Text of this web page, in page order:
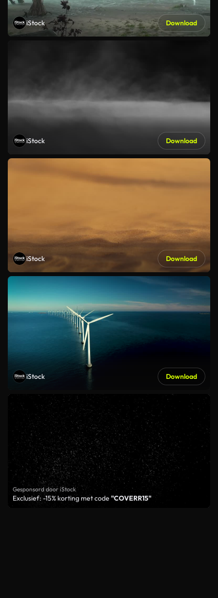
iStock Download
iStock Download
iStock Download
iStock Download
Gesponsord door iStock
Exclusief: -15% korting met code "COVERR15"